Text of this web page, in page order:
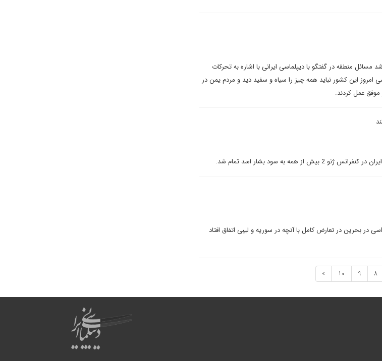
منطقه در گفتگو با دیپلماسی ایرانی با اشاره به تحرکات
این کشور نباید همه چیز را سیاه و سفید دید و مردم یمن در
عمل کردند.
همه به سود بشار اسد تمام شد.
بحرین در تعارض کامل با آنچه در سوریه و لیبی اتفاق افتاد
8
9
10
»